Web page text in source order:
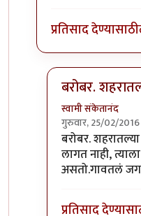
प्रतिसाद देण्यासाठी
बरोबर.
स्वामी संकेतानंद
गुरुवार, 25/02/
In reply to
बरोबर.
लागत नाही,
असतो.गावतलं
प्रतिसाद